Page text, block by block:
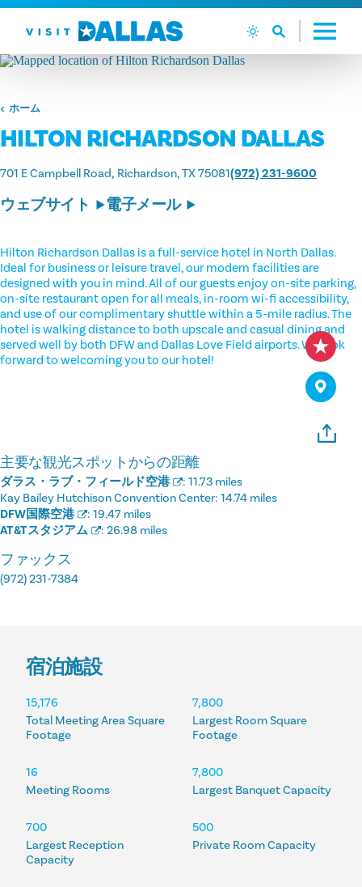
コンテンツへスキップ
ホーム
HILTON RICHARDSON DALLAS
701 E Campbell Road Richardson, TX 75081(972) 231-9600
ウェブサイト 電子メール
Hilton Richardson Dallas is a full-service hotel in North Dallas.
Ideal for business or leisure travel, our modern facilities are
designed with you in mind. All of our guests enjoy on-site parking,
on-site restaurant open for all meals, in-room wi-fi accessibility,
and use of our complimentary shuttle within a 5-mile radius. The
hotel is walking distance to both upscale and casual dining and
served well by both DFW and Dallas Love Field airports. We look
forward to welcoming you to our hotel!
主要な観光スポットからの距離
ダラス・ラブ・フィールド空港 : 11.73 miles
Kay Bailey Hutchison Convention Center: 14.74 miles
DFW国際空港
: 19.47 miles
AT&Tスタジアム
: 26.98 miles
ファックス
(972) 231-7384
宿泊施設
宿泊施設
Total Meeting Area Square
Footage
15,176
Largest Room Square
Footage
7,800
Meeting Rooms
16
Largest Banquet Capacity
7,800
Largest Reception
Capacity
700
Private Room Capacity
500